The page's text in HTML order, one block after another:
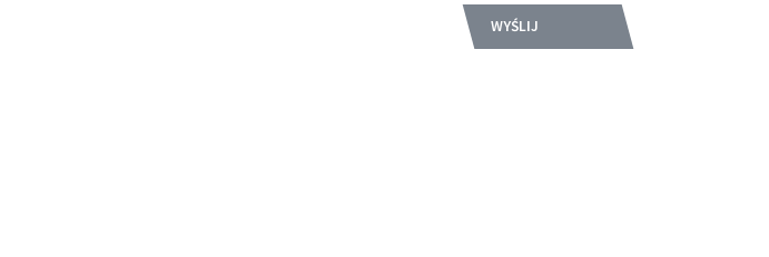
WYŚLIJ